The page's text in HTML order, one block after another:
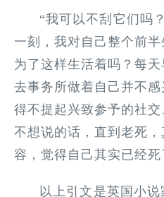
“我可以不刮它们吗
一刻，我对自己整个前
为了这样生活着吗？每
去事务所做着自己并不
得不提起兴致参予的社
不想说的话，直到老死
容，觉得自己其实已经
以上引文是英国小